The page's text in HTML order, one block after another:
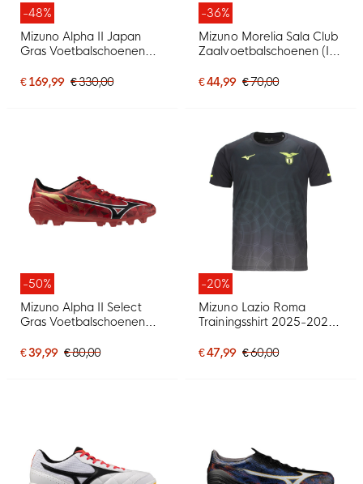
-48%
Mizuno Alpha II Japan
Gras Voetbalschoenen
€ 169,99 € 330,00
-36%
Mizuno Morelia Sala Club
Zaalvoetbalschoenen (IN)
€ 44,99 € 70,00
-50%
Mizuno Alpha II Select
Gras Voetbalschoenen
€ 39,99 € 80,00
-20%
Mizuno Lazio Roma
Trainingsshirt 2025-2026
€ 47,99 € 60,00